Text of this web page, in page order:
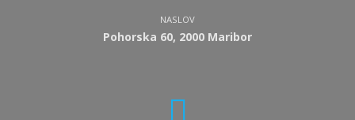
NASLOV
Pohorska 60, 2000 Maribor